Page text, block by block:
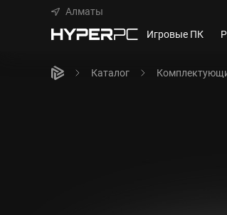
Алматы
Игровые ПК
Каталог